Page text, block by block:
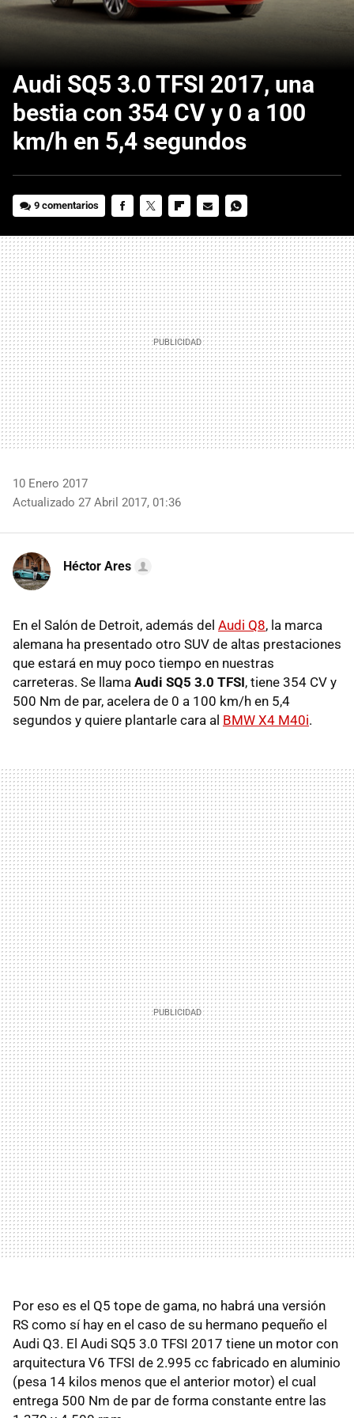
Audi SQ5 3.0 TFSI 2017, una
bestia con 354 CV y 0 a 100
km/h en 5,4 segundos
9 comentarios
MAIL
10 Enero 2017
Actualizado 27 Abril 2017, 01:36
Héctor Ares
En el Salón de Detroit, además del Audi Q8, la marca
alemana ha presentado otro SUV de altas prestaciones
que estará en muy poco tiempo en nuestras
carreteras. Se llama Audi SQ5 3.0 TFSI, tiene 354 CV y
500 Nm de par, acelera de 0 a 100 km/h en 5,4
segundos y quiere plantarle cara al BMW X4 M40i.
Por eso es el Q5 tope de gama, no habrá una versión
RS como sí hay en el caso de su hermano pequeño el
Audi Q3. El Audi SQ5 3.0 TFSI 2017 tiene un motor con
arquitectura V6 TFSI de 2.995 cc fabricado en aluminio
(pesa 14 kilos menos que el anterior motor) el cual
entrega 500 Nm de par de forma constante entre las